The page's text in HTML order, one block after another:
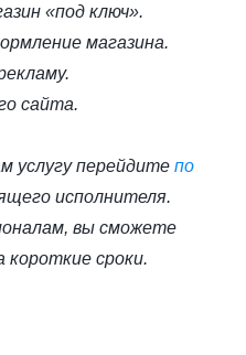
«под ключ».
магазина.
сайта.
услугу перейдите по
исполнителя.
вы сможете
короткие сроки.